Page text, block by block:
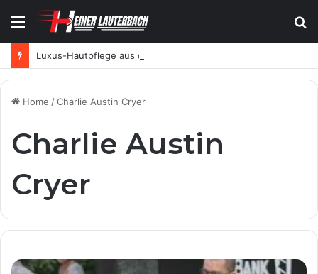
Menu
Home /Charlie Austin Cryer
Charlie Austin
Cryer